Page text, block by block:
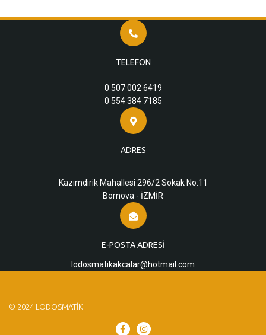
TELEFON
0 507 002 6419
0 554 384 7185
ADRES
Kazımdirik Mahallesi 296/2 Sokak No:11
Bornova - İZMİR
E-POSTA ADRESI
lodosmatikakcalar@hotmail.com
© 2024 LODOSMATIK